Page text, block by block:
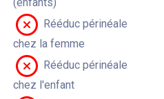
Rééduc périnéale
chez la femme
Rééduc périnéale
chez l'enfant